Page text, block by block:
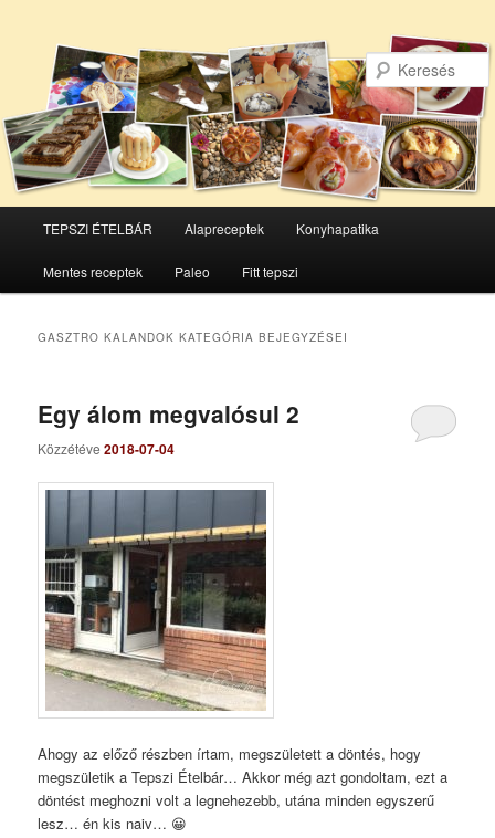
Tovább
az
Tovább
a
TEPSZI ÉTELBÁR Alapreceptek Konyhapatika
Mentes receptek Paleo Fitt tepszi
GASZTRO KALANDOK KATEGÓRIA BEJEGYZÉSEI
Egy álom megvalósul 2
Közzétéve2018-07-04
Ahogy az előző részben írtam, megszületett a döntés, hogy
megszületik a Tepszi Ételbár… Akkor még azt gondoltam, ezt a
döntést meghozni volt a legnehezebb, utána minden egyszerű
lesz… én kis naiv… 😀